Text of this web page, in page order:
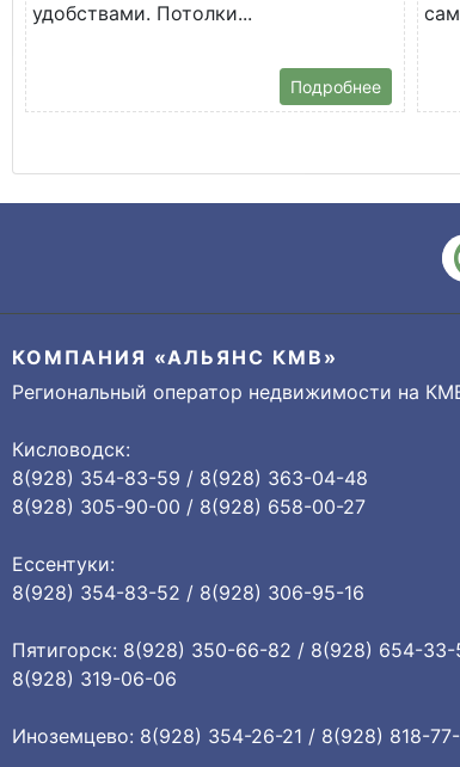
удобствами. Потолки...
Подробнее
КОМПАНИЯ «АЛЬЯНС КМВ»
Региональный оператор недвижимости на
Кисловодск:
8(928) 354-83-59 / 8(928) 363-04-48
8(928) 305-90-00 / 8(928) 658-00-27
Ессентуки:
8(928) 354-83-52 / 8(928) 306-95-16
Пятигорск: 8(928) 350-66-82 / 8(928) 654-33-
8(928) 319-06-06
Иноземцево: 8(928) 354-26-21 / 8(928) 818-